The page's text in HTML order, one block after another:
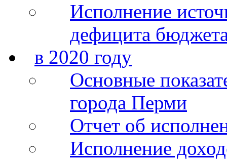
Исполнение
дефицита
в 2020 году
Основные
города Перми
Отчет об
Исполнение